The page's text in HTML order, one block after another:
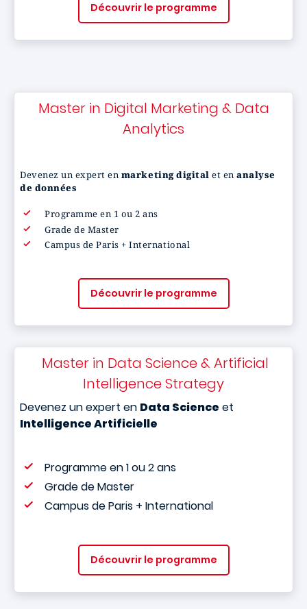
Découvrir le programme
Master in Digital Marketing & Data
Analytics
Devenez un expert en marketing digital et enanalyse
de données
Programme en 1 ou 2 ans
Grade de Master
Campus de Paris + International
Découvrir le programme
Master in Data Science & Artificial
Intelligence Strategy
Devenez un expert en Data Science et
Intelligence Artificielle
Programme en 1 ou 2 ans
Grade de Master
Campus de Paris + International
Découvrir le programme